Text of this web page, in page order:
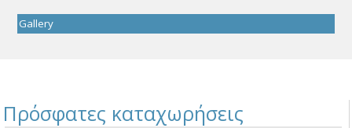
Gallery
Πρόσφατες καταχωρήσεις